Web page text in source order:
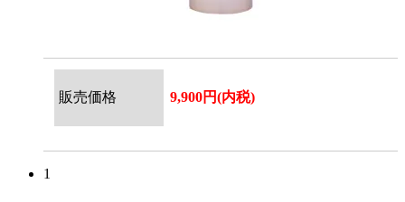
販売価格 9,900円(内税)
1